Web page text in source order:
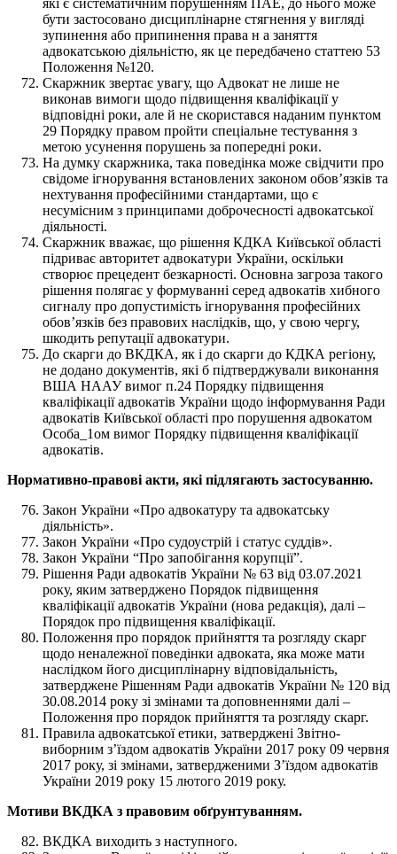
бути застосовано дисциплінарне стягнення у вигляді
зупинення або припинення права н а заняття
адвокатською діяльністю, як це передбачено статтею 53
Положення №120.
Скаржник звертає увагу, що Адвокат не лише не
виконав вимоги щодо підвищення кваліфікації у
відповідні роки, але й не скористався наданим пунктом
29 Порядку правом пройти спеціальне тестування з
метою усунення порушень за попередні роки.
На думку скаржника, така поведінка може свідчити про
свідоме ігнорування встановлених законом обовʼязків та
нехтування професійними стандартами, що є
несумісним з принципами доброчесності адвокатської
діяльності.
Скаржник вважає, що рішення КДКА Київської області
підриває авторитет адвокатури України, оскільки
створює прецедент безкарності. Основна загроза такого
рішення полягає у формуванні серед адвокатів хибного
сигналу про допустимість ігнорування професійних
обовʼязків без правових наслідків, що, у свою чергу,
шкодить репутації адвокатури.
До скарги до ВКДКА, як і до скарги до КДКА регіону,
не додано документів, які б підтверджували виконання
ВША НААУ вимог п.24 Порядку підвищення
кваліфікації адвокатів України щодо інформування Ради
адвокатів Київської області про порушення адвокатом
Особа_1ом вимог Порядку підвищення кваліфікації
адвокатів.
Нормативно-правові акти, які підлягають застосуванню.
Закон України «Про адвокатуру та адвокатську
діяльність».
Закон України «Про судоустрій і статус суддів».
Закон України “Про запобігання корупції”.
Рішення Ради адвокатів України № 63 від 03.07.2021
року, яким затверджено Порядок підвищення
кваліфікації адвокатів України (нова редакція), далі –
Порядок про підвищення кваліфікації.
Положення про порядок прийняття та розгляду скарг
щодо неналежної поведінки адвоката, яка може мати
наслідком його дисциплінарну відповідальність,
затверджене Рішенням Ради адвокатів України № 120 від
30.08.2014 року зі змінами та доповненнями далі –
Положення про порядок прийняття та розгляду скарг.
Правила адвокатської етики, затверджені Звітно-
виборним з’їздом адвокатів України 2017 року 09 червня
2017 року, зі змінами, затвердженими З’їздом адвокатів
України 2019 року 15 лютого 2019 року.
Мотиви ВКДКА з правовим обґрунтуванням.
ВКДКА виходить з наступного.